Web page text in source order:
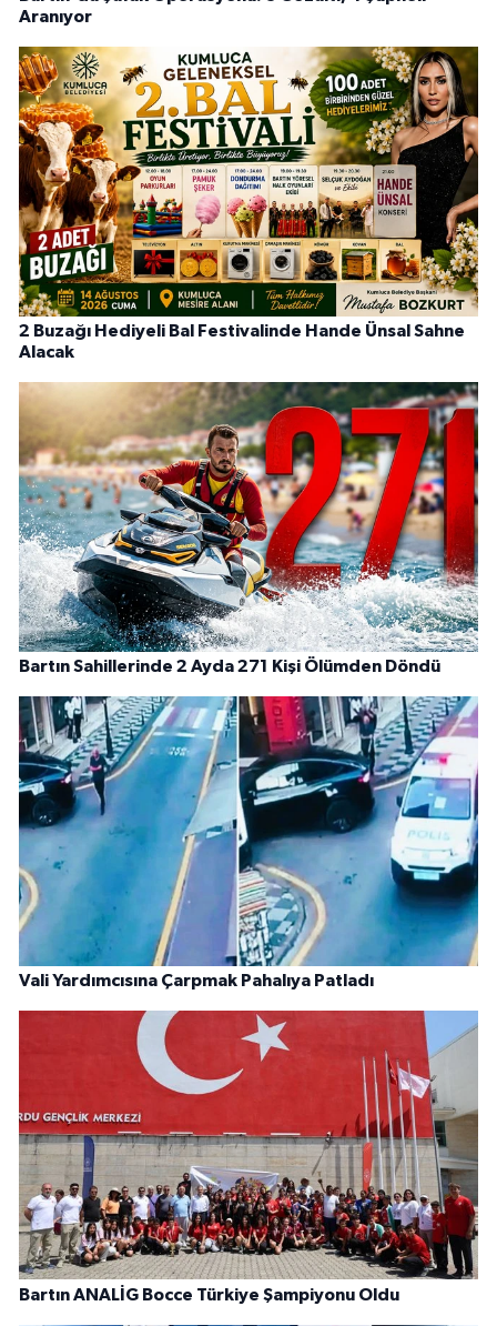
Aranıyor
2 Buzağı Hediyeli Bal Festivalinde Hande Ünsal Sahne
Alacak
Bartın Sahillerinde 2 Ayda 271 Kişi Ölümden Döndü
Vali Yardımcısına Çarpmak Pahalıya Patladı
Bartın ANALİG Bocce Türkiye Şampiyonu Oldu